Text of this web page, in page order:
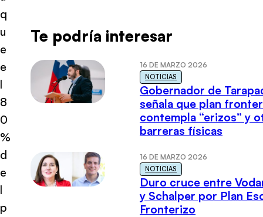
q
u
e
e
l
8
0
%
d
e
l
p
Te podría interesar
16 DE MARZO 2026
NOTICIAS
Gobernador de
señala que plan
contempla “erizos” y
barreras físicas
16 DE MARZO 2026
NOTICIAS
Duro cruce entre
y Schalper por Plan
Fronterizo